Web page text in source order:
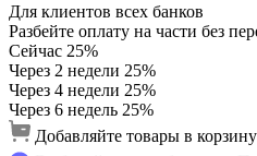
Для клиентов всех банков
Разбейте оплату на части без
Сейчас 25%
Через 2 недели 25%
Через 4 недели 25%
Через 6 недель 25%
Добавляйте товары в корзину